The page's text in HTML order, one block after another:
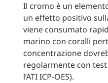
Il cromo è un
un effetto positivo
viene consumato
marino con coralli
concentrazione
regolarmente con
l’ATI ICP-OES).